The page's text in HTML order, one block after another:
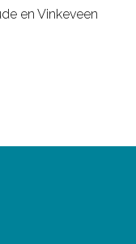
en Vinkeveen